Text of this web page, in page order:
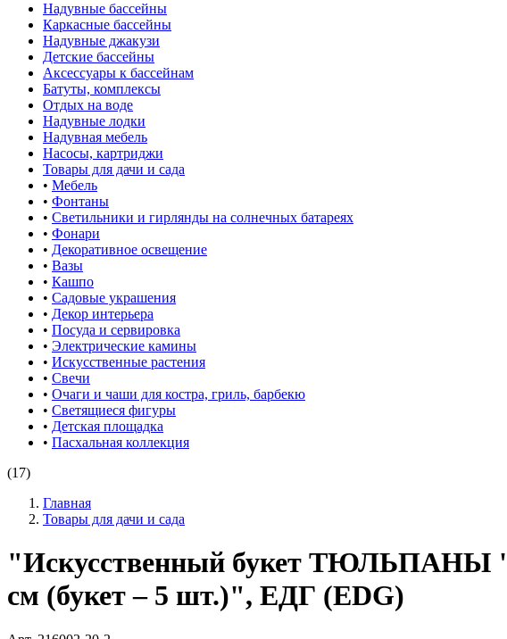
Надувные бассейны
Каркасные бассейны
Надувные джакузи
Детские бассейны
Аксессуары к бассейнам
Батуты, комплексы
Отдых на воде
Надувные лодки
Надувная мебель
Насосы, картриджи
Товары для дачи и сада
• Мебель
• Фонтаны
• Светильники и гирлянды на солнечных батареях
• Фонари
• Декоративное освещение
• Вазы
• Кашпо
• Садовые украшения
• Декор интерьера
• Посуда и сервировка
• Электрические камины
• Искусственные растения
• Свечи
• Очаги и чаши для костра, гриль, барбекю
• Светящиеся фигуры
• Детская площадка
• Пасхальная коллекция
(17)
Главная
Товары для дачи и сада
"Искусственный букет ТЮЛЬПАНЫ
см (букет – 5 шт.)", ЕДГ (EDG)